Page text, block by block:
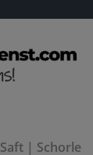
Saft | Schorle